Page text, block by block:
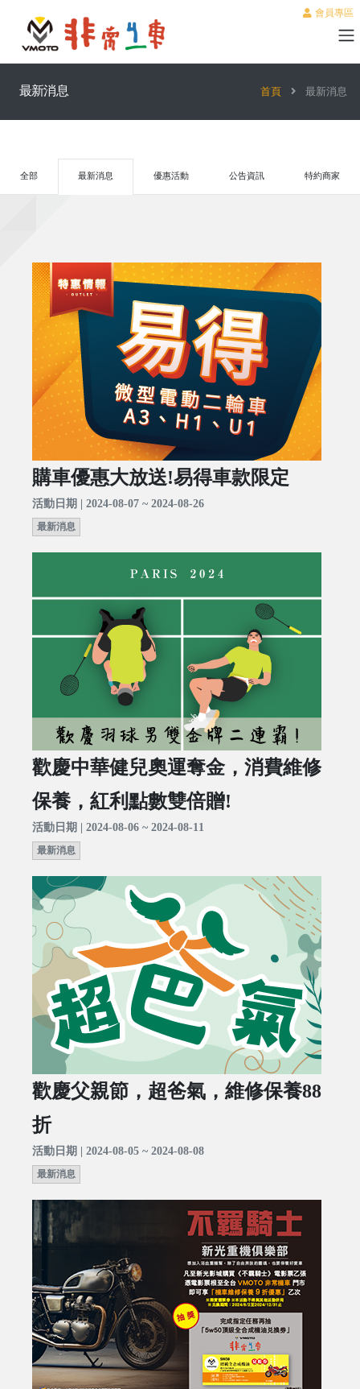
會員專區
最新消息 首頁 最新消息
全部 最新消息 優惠活動 公告資訊 特約商家
購車優惠大放送!易得車款限定
活動日期 | 2024-08-07 ~ 2024-08-26
最新消息
歡慶中華健兒奧運奪金，消費維修
保養，紅利點數雙倍贈!
活動日期 | 2024-08-06 ~ 2024-08-11
最新消息
歡慶父親節，超爸氣，維修保養88
折
活動日期 | 2024-08-05 ~ 2024-08-08
最新消息